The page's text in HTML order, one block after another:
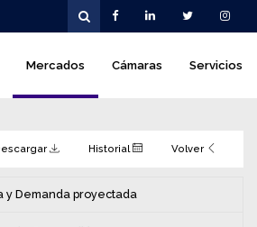
Mercados Cámaras Servicios
Historial Volver
y Demanda proyectada